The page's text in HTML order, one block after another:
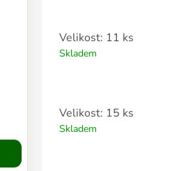
Velikost: 11 ks
Skladem
Velikost: 15 ks
Skladem